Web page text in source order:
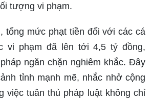
tượng vi phạm.
tổng mức phạt tiền đối với các cá
vi phạm đã lên tới 4,5 tỷ đồng,
ngăn chặn nghiêm khắc. Đây
tỉnh mạnh mẽ, nhắc nhở cộng
việc tuân thủ pháp luật không chỉ